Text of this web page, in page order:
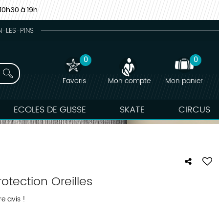
à 19h
LES-PINS
0
Favoris
Mon compte
0
Mon panier
ECOLES DE GLISSE SKATE CIRCUS
Oreilles
avis !